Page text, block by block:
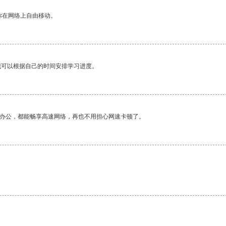
网络上自由移动。
以根据自己的时间安排学习进度。
，都能畅享高速网络，再也不用担心网速卡顿了。